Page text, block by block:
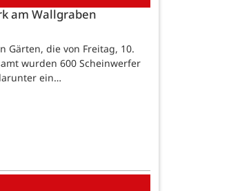
am Wallgraben
die von Freitag, 10.
wurden 600 Scheinwerfer
ein…